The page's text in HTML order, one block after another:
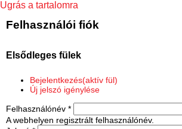
Ugrás a tartalomra
Felhasználói fiók
Elsődleges fülek
Bejelentkezés(aktív fül)
Új jelszó igénylése
Felhasználónév *
A webhelyen regisztrált felhasználónév.